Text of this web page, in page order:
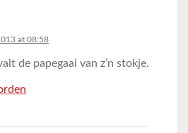
at 08:58
de papegaai van z’n stokje.